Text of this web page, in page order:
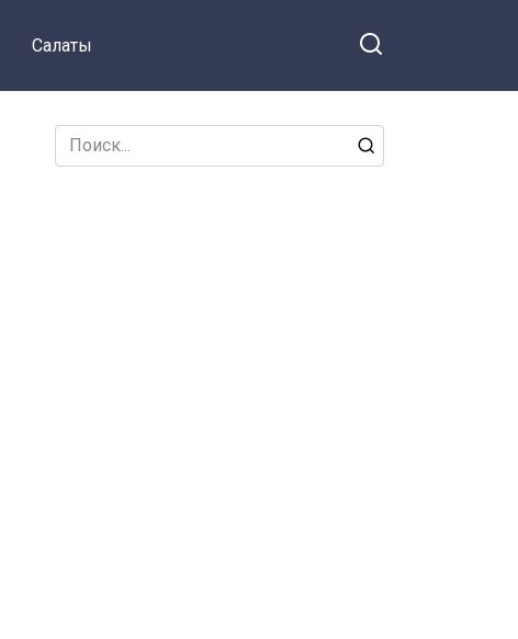
Салаты
Search
for: